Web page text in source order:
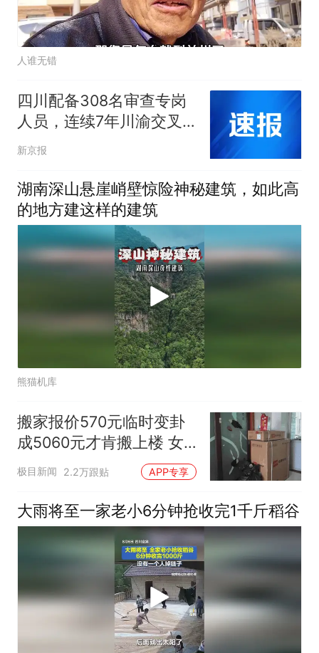
人谁无错
四川配备308名审查专岗
人员，连续7年川渝交叉
互评破壁清障
新京报
湖南深山悬崖峭壁惊险神秘建筑，如此高
的地方建这样的建筑
熊猫机库
搬家报价570元临时变卦
成5060元才肯搬上楼 女
子傻眼
极目新闻 2.2万跟贴 APP专享
大雨将至一家老小6分钟抢收完1千斤稻谷